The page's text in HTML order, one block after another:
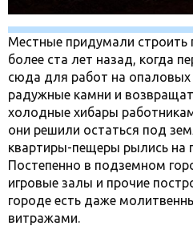
Местные придумали
более ста лет назад, когда
сюда для работ на
радужные камни и
холодные хибары
они решили остаться под
квартиры-пещеры рылись на
Постепенно в подземном
игровые залы и прочие
городе есть даже
витражами.